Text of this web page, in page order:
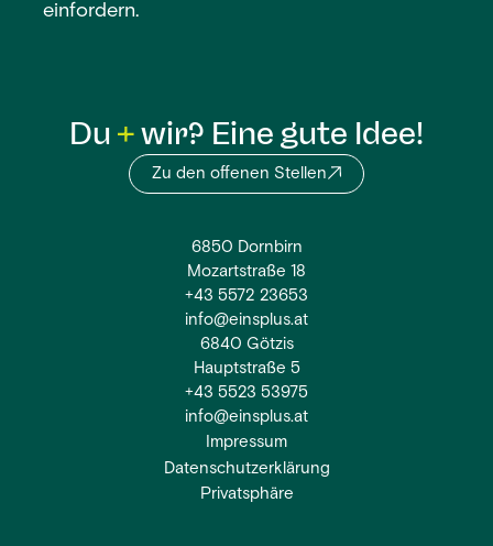
einfordern.
Du wir? Eine gute Idee!
Zu den offenen Stellen
6850 Dornbirn
Mozartstraße 18
+43 5572 23653
info@einsplus.at
6840 Götzis
Hauptstraße 5
+43 5523 53975
info@einsplus.at
Impressum
Datenschutzerklärung
Privatsphäre